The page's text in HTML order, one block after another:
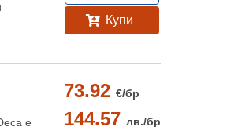
Купи
е
73.92 €/бр
144.57 лв./бр